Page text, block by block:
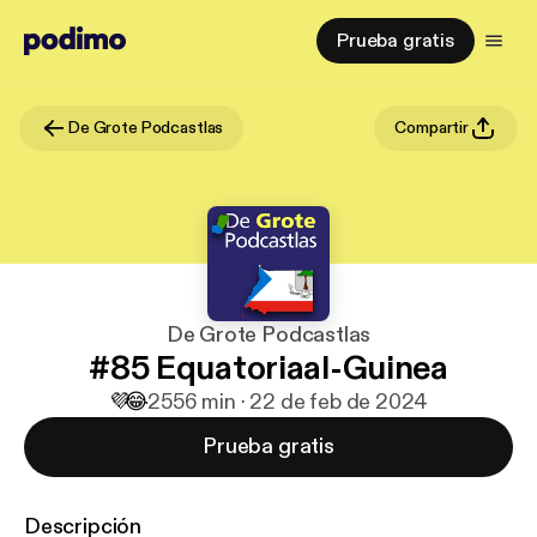
Prueba gratis
De Grote Podcastlas Compartir
De Grote Podcastlas
#85 Equatoriaal-Guinea
💜😂2556 min · 22 de feb de 2024
Prueba gratis
Descripción